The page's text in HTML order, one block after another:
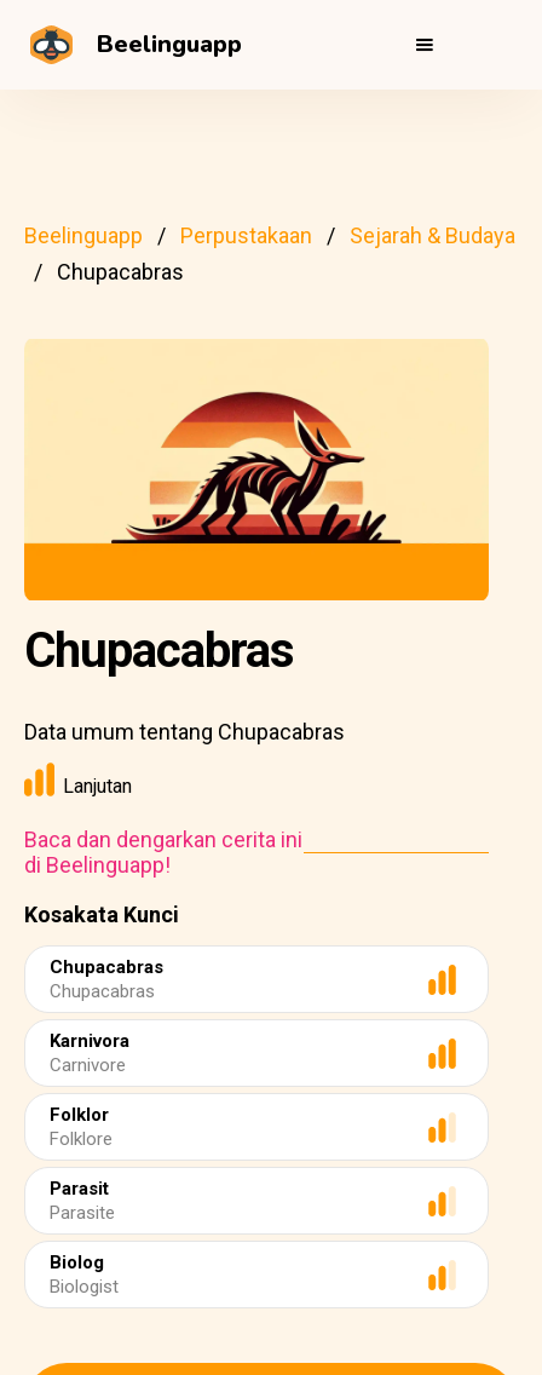
Beelinguapp
Beelinguapp Perpustakaan
Sejarah & Budaya
Chupacabras
Kosakata Kunci
Chupacabras
Chupacabras
Karnivora
Carnivore
Folklor
Folklore
Parasit
Parasite
Biolog
Biologist
Chupacabras
Data umum tentang Chupacabras
Lanjutan
Baca dan dengarkan cerita ini
di Beelinguapp!